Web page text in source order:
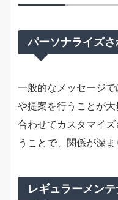
パーソナライズ
一般的なメッセージ
や提案を行うことが
合わせてカスタマイ
うことで、関係が深ま
レギュラーメン